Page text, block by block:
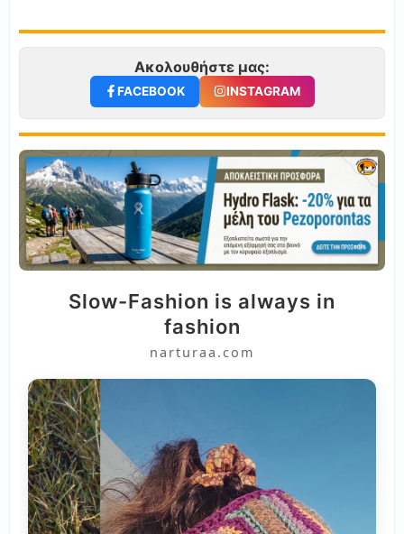
Ακολουθήστε μας:
FACEBOOK INSTAGRAM
Slow-Fashion is always in
fashion
narturaa.com